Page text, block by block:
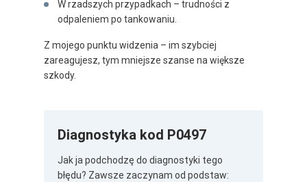
W rzadszych przypadkach – trudności z
odpaleniem po tankowaniu.
Z mojego punktu widzenia – im szybciej
zareagujesz, tym mniejsze szanse na większe
szkody.
Diagnostyka kod P0497
Jak ja podchodzę do diagnostyki tego
błędu? Zawsze zaczynam od podstaw: